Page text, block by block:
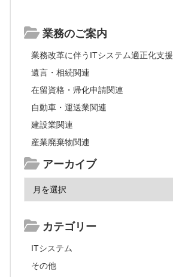
業務のご案内
業務改革に伴うITシステム適正化支援
遺言・相続関連
在留資格・帰化申請関連
自動車・運送業関連
建設業関連
産業廃棄物関連
アーカイブ
カテゴリー
ITシステム
その他